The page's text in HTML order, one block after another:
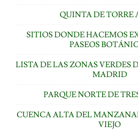
QUINTA DE TORRE
SITIOS DONDE HACEMOS
PASEOS
LISTA DE LAS ZONAS VERDES
MADRID
PARQUE NORTE DE
CUENCA ALTA DEL
VIEJO